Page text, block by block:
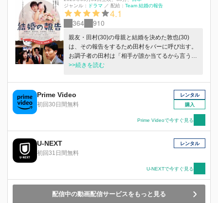
ジャンル：
ドラマ ／ 配給： Team 結婚の報告
4.1
364 910
親友・⽥村(30)の⺟親と結婚を決めた敦也(30)
は、その報告をするため⽥村をバーに呼び出す。
お調⼦者の⽥村は「相⼿が誰か当てるから⾔う
な」と、報告しようとする敦也の⾔葉をさえぎり
相⼿がまさか⾃分の⺟とは思わない⽥村は、ゲス
な質問を繰り返す。そんな様⼦をニヤニヤと⾒て
いるバーの常連客 槇島（37）もこれから同じく
結婚の報告をするという。槇島の待ち合わせの相
⼿、尚実が現れ、槇島は披露宴のスピーチをして
ほしいと頼むが…
>>続きを読む
Prime Video
初回30日間無料
レンタル
購入
Prime Videoで今すぐ見る
U-NEXT
初回31日間無料
レンタル
U-NEXTで今すぐ見る
配信中の動画配信サービスをもっと見る